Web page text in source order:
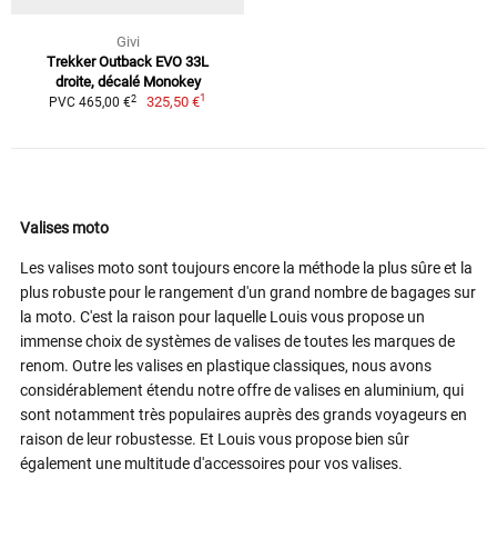
Givi
Trekker Outback EVO 33L
droite, décalé Monokey
PVC 465,00 €2 325,50 €1
Valises moto
Les valises moto sont toujours encore la méthode la plus sûre et la
plus robuste pour le rangement d'un grand nombre de bagages sur
la moto. C'est la raison pour laquelle Louis vous propose un
immense choix de systèmes de valises de toutes les marques de
renom. Outre les valises en plastique classiques, nous avons
considérablement étendu notre offre de valises en aluminium, qui
sont notamment très populaires auprès des grands voyageurs en
raison de leur robustesse. Et Louis vous propose bien sûr
également une multitude d'accessoires pour vos valises.